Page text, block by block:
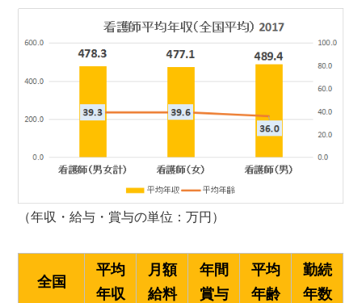
（年収・給与・賞与の単位：万円）
全国
平均
年収
月額
給料
年間
賞与
平均
年齢
勤続
年数